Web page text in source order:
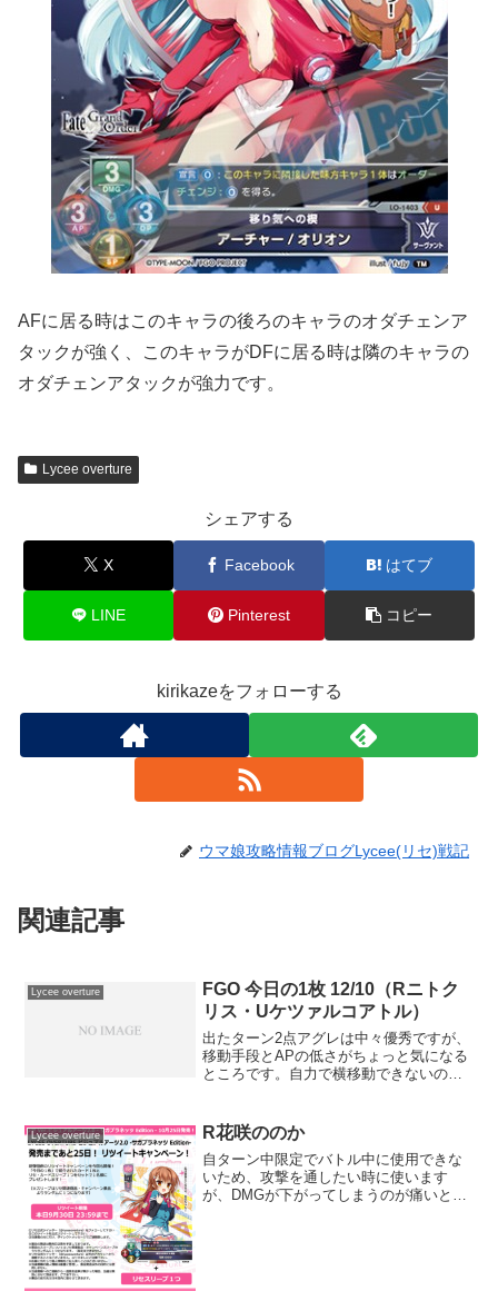
AFに居る時はこのキャラの後ろのキャラのオダチェンア
タックが強く、このキャラがDFに居る時は隣のキャラの
オダチェンアタックが強力です。
Lycee overture
シェアする
X Facebook はてブ
LINE Pinterest コピー
kirikazeをフォローする
ウマ娘攻略情報ブログLycee(リセ)戦記
関連記事
Lycee overture
FGO 今日の1枚 12/10（Rニトク
リス・Uケツァルコアトル）
出たターン2点アグレは中々優秀ですが、
移動手段とAPの低さがちょっと気になる
ところです。自力で横移動できないのも
刺さりそうなスペック。能力はタップが
ちょっと重いですね。
Lycee overture R花咲ののか
自ターン中限定でバトル中に使用できな
いため、攻撃を通したい時に使います
が、DMGが下がってしまうのが痛いとこ